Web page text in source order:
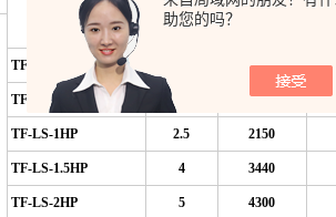
助您的吗？
Kw/h
TF-LS-0.3HP 258
TF-LS-0.6HP 0.6 516
TF-LS-1HP 2.5 2150
TF-LS-1.5HP 4 3440
TF-LS-2HP 5 4300